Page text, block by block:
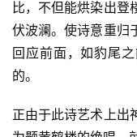
比，不但能烘染出登
伏波澜。使诗意重归
回应前面，如豹尾
的。
正由于此诗艺术上出